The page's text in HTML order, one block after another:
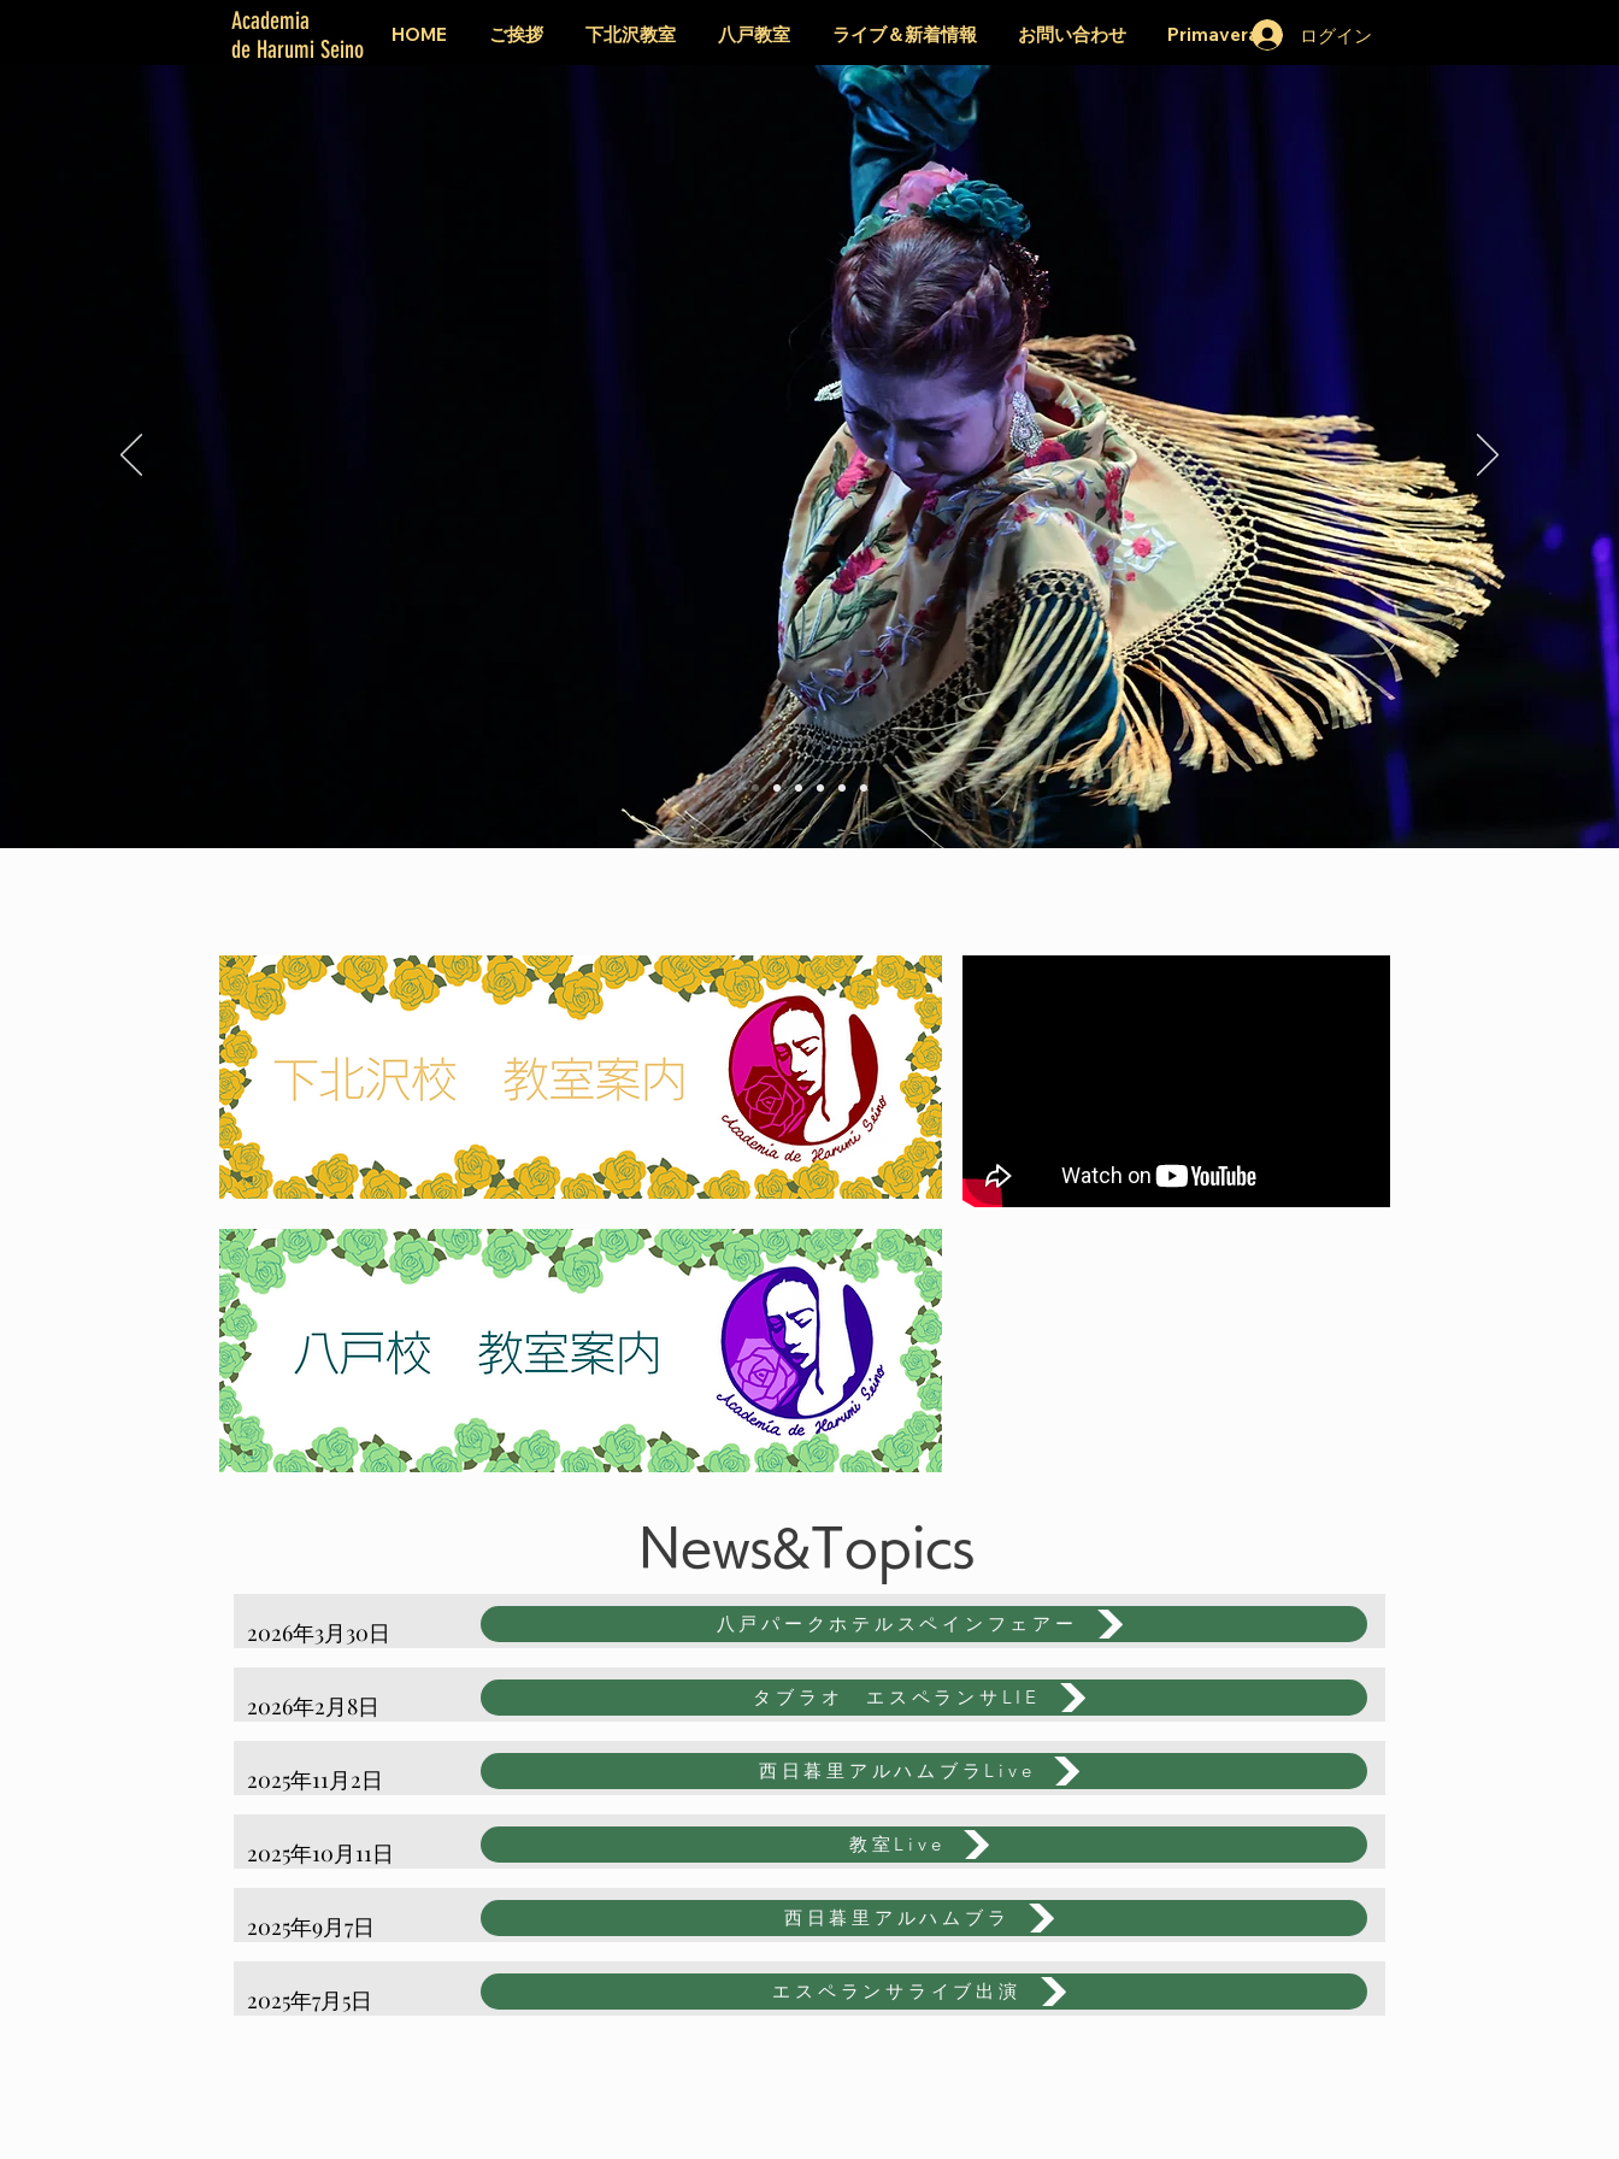
Academia
de Harumi Seino
HOME ご挨拶 下北沢教室 八戸教室 ライブ＆新着情報 お問い合わせ Primavera ログイン
​Bienvenidas
清野春美フラメンコ教室
News&Topics
2026年3月30日 八戸パークホテルスペインフェアー
2026年2月8日 タブラオ エスペランサLIE
2025年11月2日 西日暮里アルハムブラLive
2025年10月11日 教室Live
2025年9月7日 西日暮里アルハムブラ
2025年7月5日 エスペランサライブ出演